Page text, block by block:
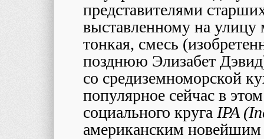
представителями
выставленному на
тонкая, смесь
позднюю Элизабет
со средиземноморской
популярное сейчас в
социального круга IPA
американским новейшим